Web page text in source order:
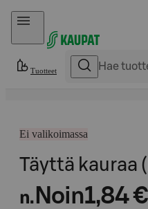
Hyppää sisältöön
Tuotteet
Ei valikoimassa
Täyttä kauraa
n. Noin1,84 €